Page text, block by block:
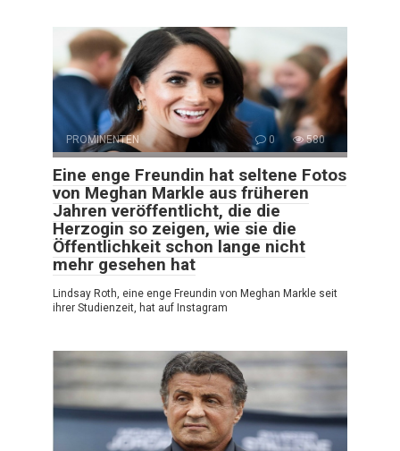
PROMINENTEN 0 580
Eine enge Freundin hat seltene Fotos
von Meghan Markle aus früheren
Jahren veröffentlicht, die die
Herzogin so zeigen, wie sie die
Öffentlichkeit schon lange nicht
mehr gesehen hat
Lindsay Roth, eine enge Freundin von Meghan Markle seit
ihrer Studienzeit, hat auf Instagram